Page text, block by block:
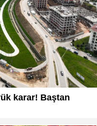
karar! Baştan